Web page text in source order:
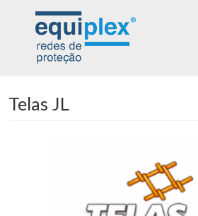
Telas JL